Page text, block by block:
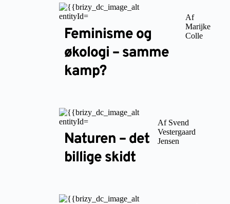
Feminisme og
økologi – samme
kamp?
Af
Marijke
Colle
Naturen – det
billige skidt
Af Svend
Vestergaard
Jensen